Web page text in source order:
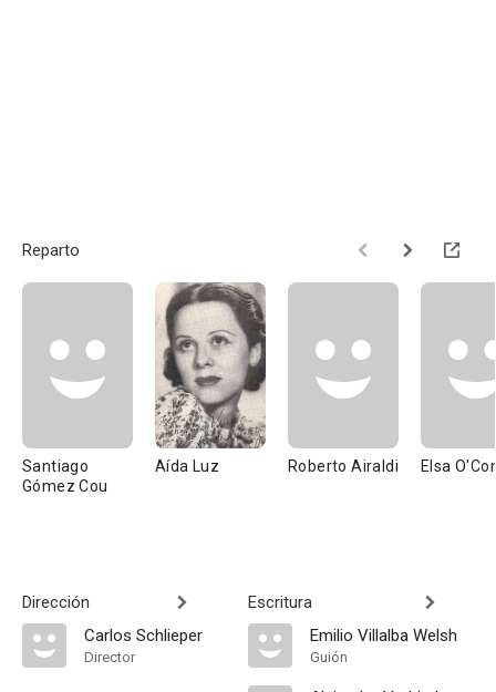
Reparto
Santiago
Gómez Cou
Aída Luz Roberto Airaldi Elsa
Dirección
Carlos Schlieper
Director
Escritura
Emilio Villalba Welsh
Guión